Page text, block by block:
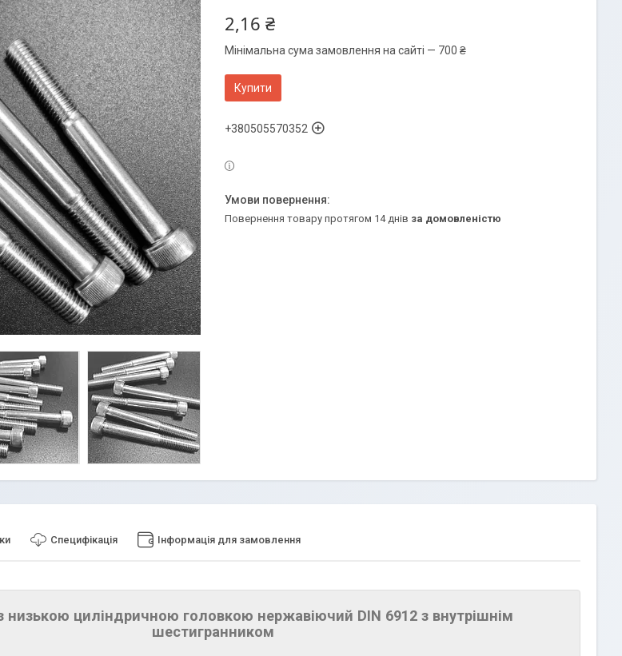
2,16 ₴
Мінімальна сума замовлення на сайті — 700 ₴
Купити
+380505570352
повернення товару протягом 14 днів за домовленістю
Специфікація Інформація для замовлення
низькою циліндричною головкою нержавіючий DIN 6912 з внутрішнім
шестигранником